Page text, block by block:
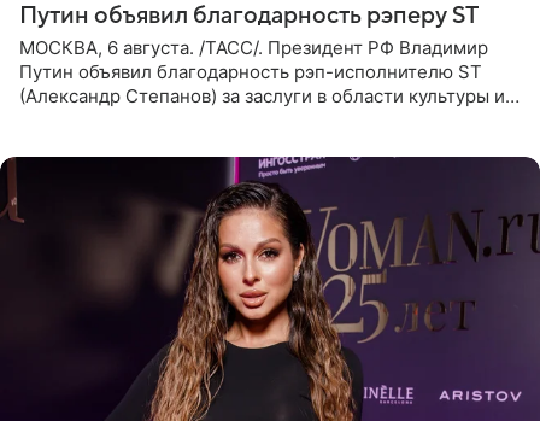
Путин объявил благодарность рэперу ST
МОСКВА, 6 августа. /ТАСС/. Президент РФ Владимир
Путин объявил благодарность рэп-исполнителю ST
(Александр Степанов) за заслуги в области культуры и